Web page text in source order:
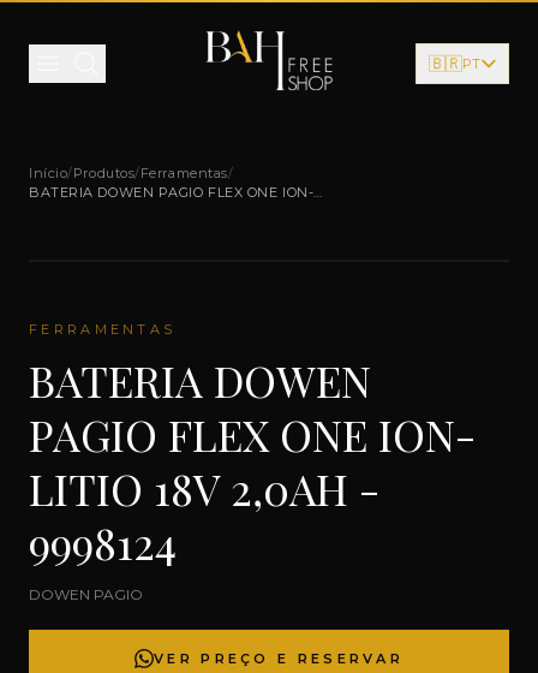
🇧🇷PT
Início/Produtos/Ferramentas/
BATERIA DOWEN PAGIO FLEX ONE ION-
FERRAMENTAS
BATERIA DOWEN
PAGIO FLEX ONE ION-
LITIO 18V 2,0AH -
9998124
DOWEN PAGIO
VER PREÇO E RESERVAR